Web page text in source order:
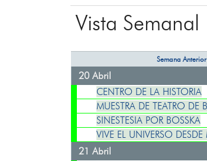
Vista Semanal
Semana Anterior
20 Abril
CENTRO DE LA HISTORIA
MUESTRA DE TEATRO
SINESTESIA POR BOSSKA
VIVE EL UNIVERSO
21 Abril